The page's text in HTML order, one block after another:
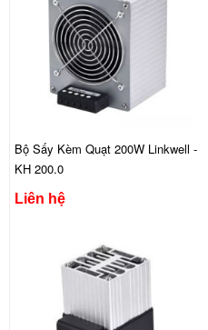
Bộ Sấy Kèm Quạt 200W Linkwell -
KH 200.0
Liên hệ